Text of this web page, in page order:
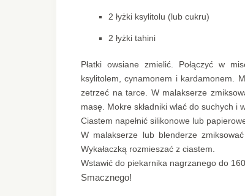
2 łyżki ksylitolu (lub cukru)
2 łyżki tahini
Płatki owsiane zmielić. Połączyć w
ksylitolem, cynamonem i kardamonem.
zetrzeć na tarce. W malakserze
masę. Mokre składniki wlać do suchych i
Ciastem napełnić silikonowe lub
W malakserze lub blenderze
Wykałaczką rozmieszać z ciastem.
Wstawić do piekarnika nagrzanego do
Smacznego!